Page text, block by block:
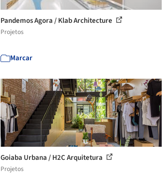
Pandemos Agora / Klab Architecture
Projetos
Marcar
Goiaba Urbana / H2C Arquitetura
Projetos